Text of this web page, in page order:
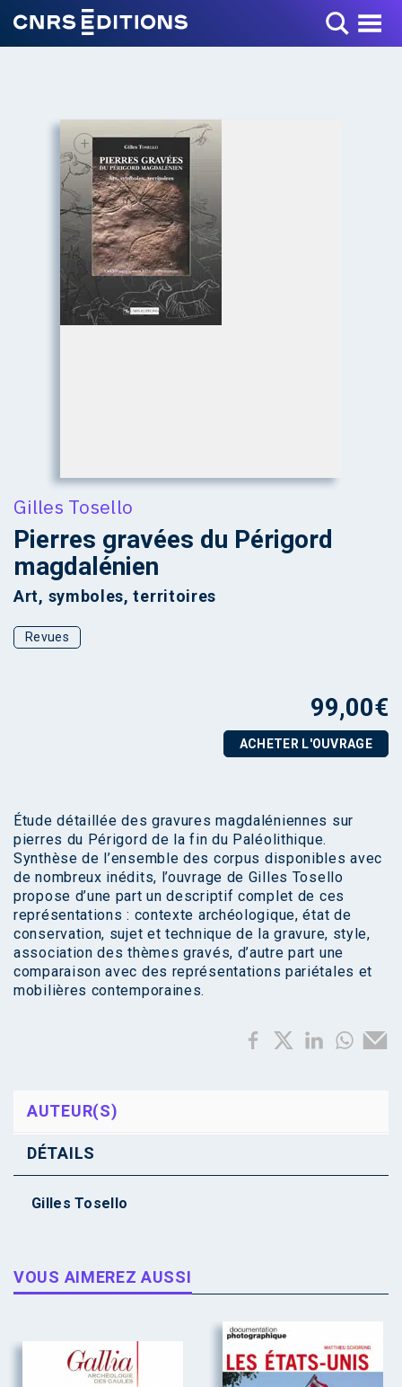
Toggle Menu
+
Gilles Tosello
Pierres gravées du Périgord
magdalénien
Art, symboles, territoires
Revues
99,00€
ACHETER L'OUVRAGE
Étude détaillée des gravures magdaléniennes sur
pierres du Périgord de la fin du Paléolithique.
Synthèse de l’ensemble des corpus disponibles avec
de nombreux inédits, l’ouvrage de Gilles Tosello
propose d’une part un descriptif complet de ces
représentations : contexte archéologique, état de
conservation, sujet et technique de la gravure, style,
association des thèmes gravés, d’autre part une
comparaison avec des représentations pariétales et
mobilières contemporaines.
AUTEUR(S)
DÉTAILS
Gilles Tosello
VOUS AIMEREZ AUSSI